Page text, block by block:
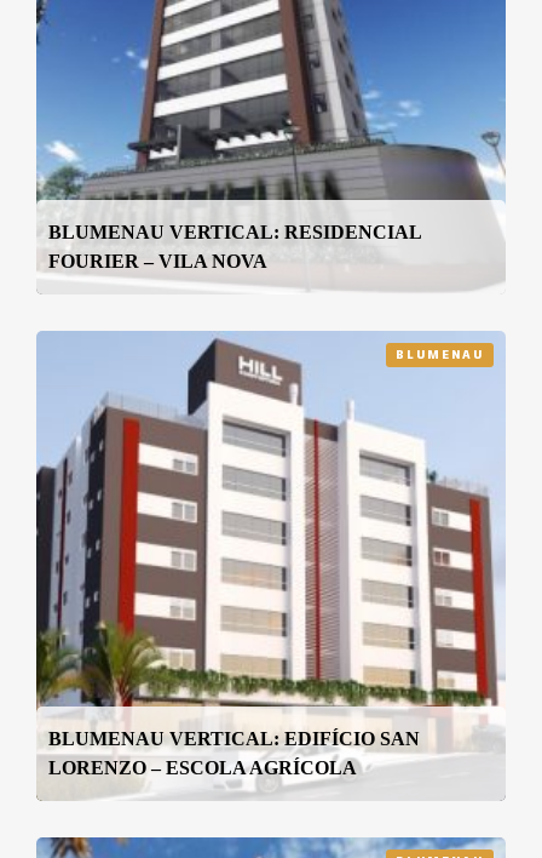
BLUMENAU VERTICAL: RESIDENCIAL
FOURIER – VILA NOVA
BLUMENAU
BLUMENAU VERTICAL: EDIFÍCIO SAN
LORENZO – ESCOLA AGRÍCOLA